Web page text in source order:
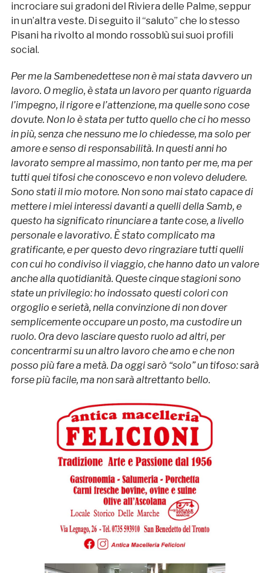
incrociare sui gradoni del Riviera delle Palme, seppur
in un’altra veste. Di seguito il “saluto” che lo stesso
Pisani ha rivolto al mondo rossoblù sui suoi profili
social.
Per me la Sambenedettese non è mai stata davvero un
lavoro. O meglio, è stata un lavoro per quanto riguarda
l’impegno, il rigore e l’attenzione, ma quelle sono cose
dovute. Non lo è stata per tutto quello che ci ho messo
in più, senza che nessuno me lo chiedesse, ma solo per
amore e senso di responsabilità. In questi anni ho
lavorato sempre al massimo, non tanto per me, ma per
tutti quei tifosi che conoscevo e non volevo deludere.
Sono stati il mio motore. Non sono mai stato capace di
mettere i miei interessi davanti a quelli della Samb, e
questo ha significato rinunciare a tante cose, a livello
personale e lavorativo. È stato complicato ma
gratificante, e per questo devo ringraziare tutti quelli
con cui ho condiviso il viaggio, che hanno dato un valore
anche alla quotidianità. Queste cinque stagioni sono
state un privilegio: ho indossato questi colori con
orgoglio e serietà, nella convinzione di non dover
semplicemente occupare un posto, ma custodire un
ruolo. Ora devo lasciare questo ruolo ad altri, per
concentrarmi su un altro lavoro che amo e che non
posso più fare a metà. Da oggi sarò “solo” un tifoso: sarà
forse più facile, ma non sarà altrettanto bello.